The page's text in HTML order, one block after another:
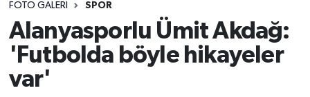
FOTO GALERI SPOR
Alanyasporlu Ümit Akdağ:
'Futbolda böyle hikayeler
var'
Resmi İlanlar
Alanyaspor
Süper Lig Puan Durumu ve Fikstür
Tüm Manşetler